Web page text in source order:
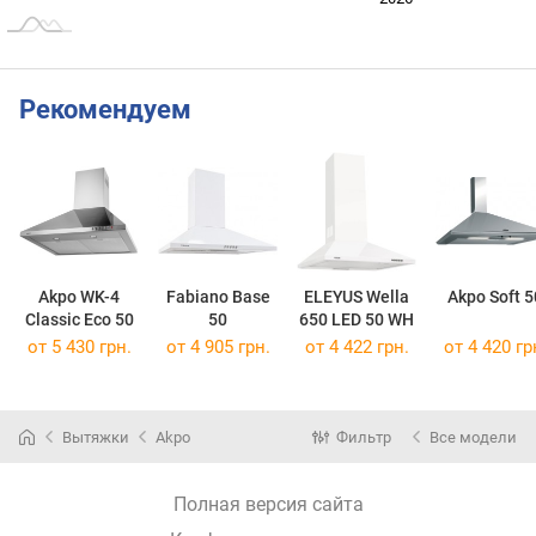
Рекомендуем
Akpo WK-4
Classic Eco 50
Fabiano Base
50
ELEYUS Wella
650 LED 50 WH
Akpo Soft
от 5 430 грн. от 4 905 грн. от 4 422 грн. от 4 420
Вытяжки Akpo Фильтр Все модели
Полная версия сайта